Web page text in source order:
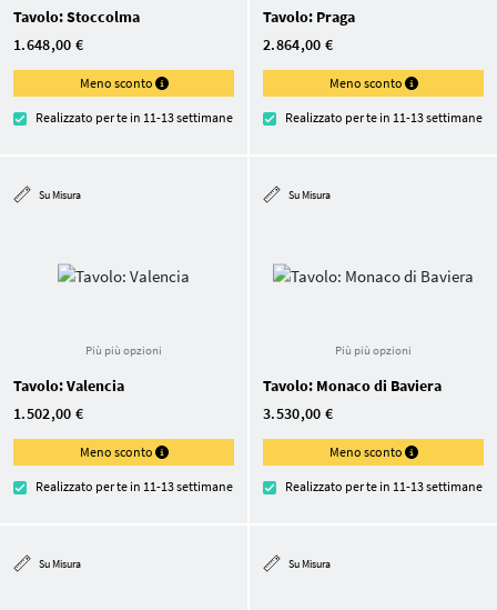
Tavolo: Stoccolma
1.648,00 €
Meno sconto
Realizzato per te in 11-13 settimane
Tavolo: Praga
2.864,00 €
Meno sconto
Realizzato per te in 11-13 settimane
Su Misura
Più più opzioni
Tavolo: Valencia
1.502,00 €
Meno sconto
Realizzato per te in 11-13 settimane
Su Misura
Più più opzioni
Tavolo: Monaco di Baviera
3.530,00 €
Meno sconto
Realizzato per te in 11-13 settimane
Su Misura Su Misura